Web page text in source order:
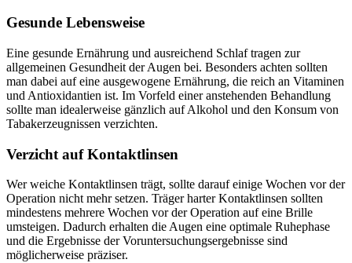
Gesunde Lebensweise
Eine gesunde Ernährung und ausreichend Schlaf tragen zur
allgemeinen Gesundheit der Augen bei. Besonders achten sollten
man dabei auf eine ausgewogene Ernährung, die reich an Vitaminen
und Antioxidantien ist. Im Vorfeld einer anstehenden Behandlung
sollte man idealerweise gänzlich auf Alkohol und den Konsum von
Tabakerzeugnissen verzichten.
Verzicht auf Kontaktlinsen
Wer weiche Kontaktlinsen trägt, sollte darauf einige Wochen vor der
Operation nicht mehr setzen. Träger harter Kontaktlinsen sollten
mindestens mehrere Wochen vor der Operation auf eine Brille
umsteigen. Dadurch erhalten die Augen eine optimale Ruhephase
und die Ergebnisse der Voruntersuchungsergebnisse sind
möglicherweise präziser.